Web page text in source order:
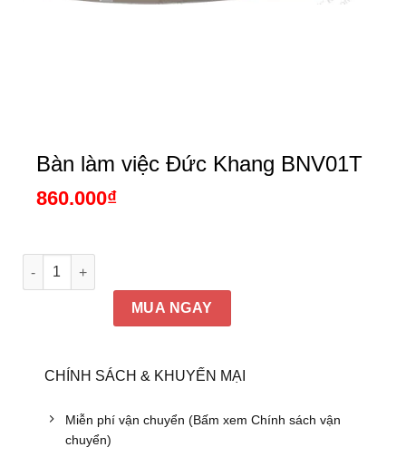
Bàn làm việc Đức Khang BNV01T
860.000₫
Bàn làm việc Đức Khang BNV01T số lượng
MUA NGAY
CHÍNH SÁCH & KHUYẾN MẠI
Miễn phí vận chuyển (Bấm xem Chính sách vận
chuyển)